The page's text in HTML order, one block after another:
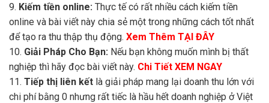
9. Kiếm tiền online: Thực tế có rất nhiều cách kiếm tiền
online và bài viết này chia sẻ một trong những cách tốt nhất
để tạo ra thu thập thụ động. Xem Thêm TẠI ĐÂY
10. Giải Pháp Cho Bạn: Nếu bạn không muốn mình bị thất
nghiệp thì hãy đọc bài viết này. Chi Tiết XEM NGAY
11. Tiếp thị liên kết là giải pháp mang lại doanh thu lớn với
chi phí bằng 0 nhưng rất tiếc là hầu hết doanh nghiệp ở Việt